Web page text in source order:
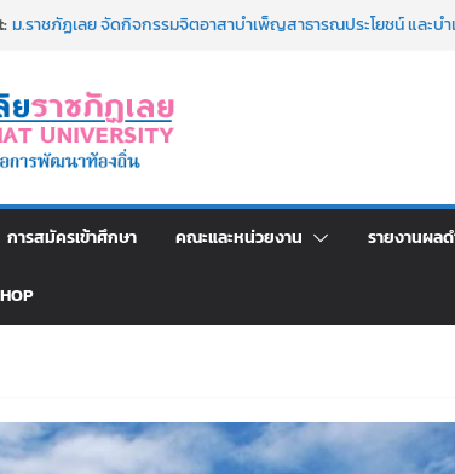
ม.ราชภัฏเลย จัดกิจกรรมจิตอาสาบำเพ็ญสาธารณประโยชน์ และบ
มหาวิทยาลัยราชภัฏเลย ด้วยเงินนอกงบประมาณ ประเภทเงินรายได้
ม.ราชภัฏเลย จัดมหกรรมวิชาการ เปิดบ้าน LRU ครั้งที่ 4 เปิดให้นักเรี
มัธยมปลายค้นหาสาขาวิชาในฝัน สู่อนาคตที่ใช่
อธิการบดี มรภ.เลย ร่วมประชุมชี้แจงกับคณะอนุกรรมาธิการ ประจำ
ประกาศผู้ชนะการเสนอราคา จ้างทำปกปริญญาบัตร จำนวน ๑,๙
โดยวิธีเฉพาะเจาะจง
การสมัครเข้าศึกษา คณะและหน่วยงาน รายงานผล